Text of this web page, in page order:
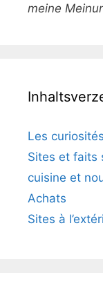
meine
Les
Sites et faits
cuisine et
Achats
Sites à